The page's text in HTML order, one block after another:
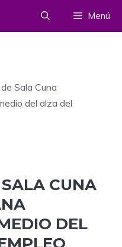
Menú
Sala Cuna
del alza del
CUNA
DEL